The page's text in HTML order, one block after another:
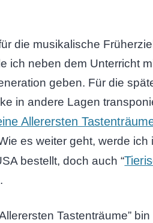
die musikalische
ich neben dem Unterricht
geben. Für die
in andere Lagen
Allerersten
es weiter geht, werde
bestellt, doch auch “
Tastenträume”